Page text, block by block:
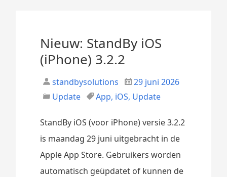
Nieuw: StandBy iOS
(iPhone) 3.2.2
standbysolutions
29 juni 2026
Update
App, iOS, Update
StandBy iOS (voor iPhone) versie 3.2.2
is maandag 29 juni uitgebracht in de
Apple App Store. Gebruikers worden
automatisch geüpdatet of kunnen de